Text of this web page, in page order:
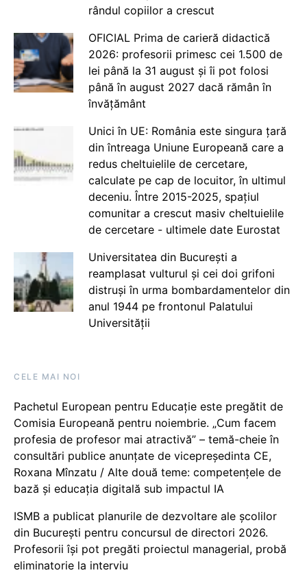
rândul copiilor a crescut
OFICIAL Prima de carieră didactică
2026: profesorii primesc cei 1.500 de
lei până la 31 august și îi pot folosi
până în august 2027 dacă rămân în
învățământ
Unici în UE: România este singura țară
din întreaga Uniune Europeană care a
redus cheltuielile de cercetare,
calculate pe cap de locuitor, în ultimul
deceniu. Între 2015-2025, spațiul
comunitar a crescut masiv cheltuielile
de cercetare - ultimele date Eurostat
Universitatea din București a
reamplasat vulturul și cei doi grifoni
distruși în urma bombardamentelor din
anul 1944 pe frontonul Palatului
Universității
CELE MAI NOI
Pachetul European pentru Educație este pregătit de
Comisia Europeană pentru noiembrie. „Cum facem
profesia de profesor mai atractivă” – temă-cheie în
consultări publice anunțate de vicepreședinta CE,
Roxana Mînzatu / Alte două teme: competențele de
bază și educația digitală sub impactul IA
ISMB a publicat planurile de dezvoltare ale școlilor
din București pentru concursul de directori 2026.
Profesorii își pot pregăti proiectul managerial, probă
eliminatorie la interviu